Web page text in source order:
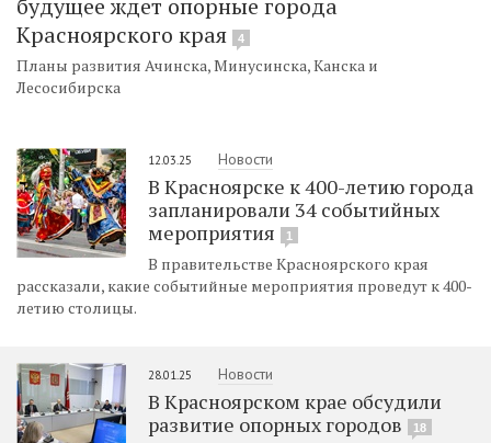
Красноярского края
4
Планы развития Ачинска, Минусинска, Канска и
Лесосибирска
12.03.25 Новости
В Красноярске к 400-летию города
запланировали 34 событийных
мероприятия
1
В правительстве Красноярского края
рассказали, какие событийные мероприятия проведут к 400-
летию столицы.
28.01.25 Новости
В Красноярском крае обсудили
развитие опорных городов
18